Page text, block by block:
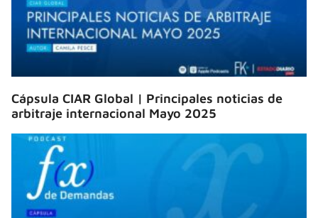
Cápsula CIAR Global | Principales noticias de
arbitraje internacional Mayo 2025